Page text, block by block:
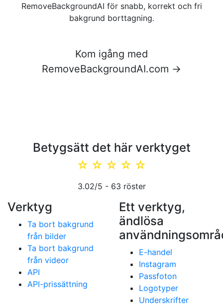
RemoveBackgroundAI för snabb, korrekt och fri
bakgrund borttagning.
Kom igång med
RemoveBackgroundAI.com →
Betygsätt det här verktyget
☆
☆
☆
☆
☆
3.02/5 - 63 röster
Verktyg
Ta bort bakgrund
från bilder
Ta bort bakgrund
från videor
API
API-prissättning
Ett verktyg,
ändlösa
E-handel
Instagram
Passfoton
Logotyper
Underskrifter